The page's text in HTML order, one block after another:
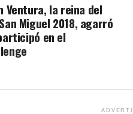
Ventura, la reina del
Miguel 2018, agarró
en el